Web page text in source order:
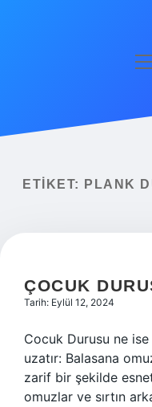
Yasal Uyarı
ETIKET: PLANK
ÇOCUK
Tarih: Eylül 12, 2024
Cocuk Durusu ne
uzatır: Balasana
zarif bir şekilde
omuzlar ve sırtın